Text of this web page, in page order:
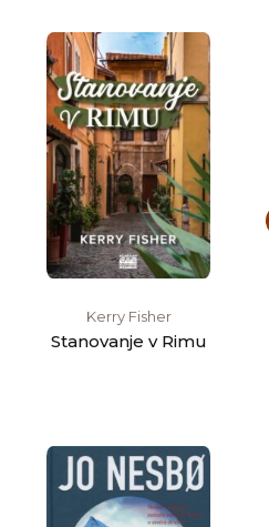
Kerry Fisher
Stanovanje v Rimu